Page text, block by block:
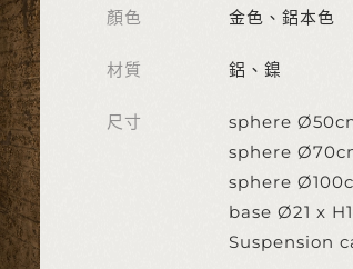
顏色 金色、鋁本色
材質 鋁、鎳
尺寸
sphere
sphere
sphere
base Ø21 x
Suspension